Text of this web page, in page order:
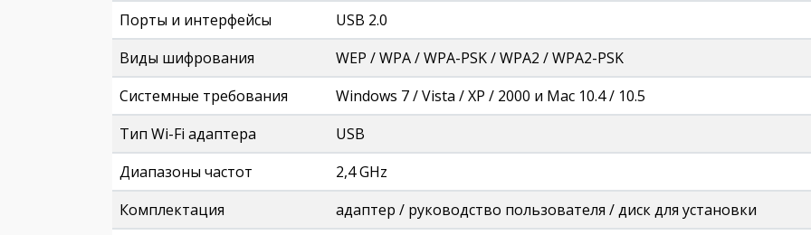
Порты и интерфейсы
USB 2.0
Виды шифрования
WEP / WPA / WPA-PSK / WPA2 / WPA2-PSK
Системные требования
Windows 7 / Vista / XP / 2000 и Mac 10.4 / 10.5
Тип Wi-Fi адаптера
USB
Диапазоны частот
2,4 GHz
Комплектация
адаптер / руководство пользователя / диск для установки